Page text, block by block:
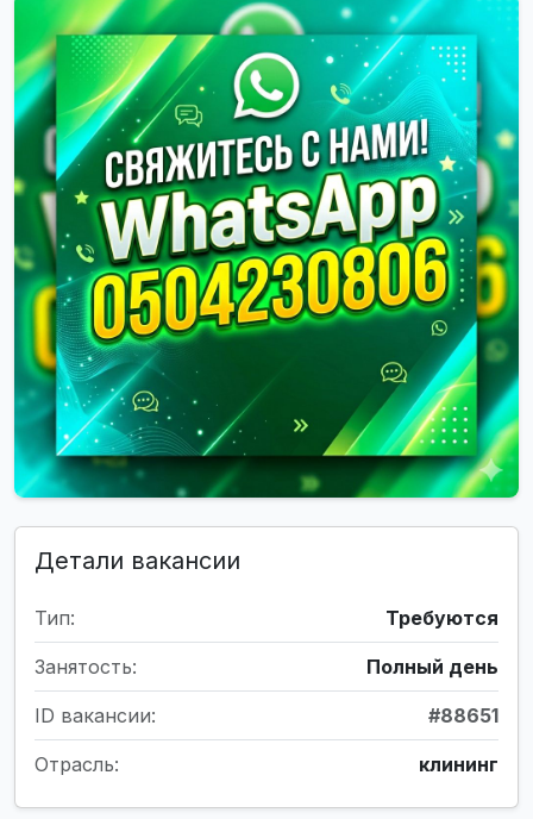
Детали вакансии
Тип: Требуются
Занятость: Полный день
ID вакансии: #88651
Отрасль: клининг